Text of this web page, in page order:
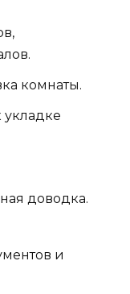
комнаты.
укладке
доводка.
и